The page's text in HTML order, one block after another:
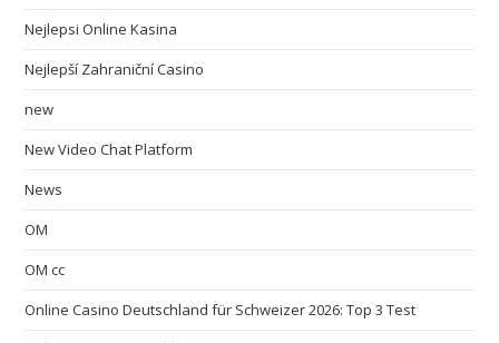
Nejlepsi Online Kasina
Nejlepší Zahraniční Casino
new
New Video Chat Platform
News
OM
OM cc
Online Casino Deutschland für Schweizer 2026: Top 3 Test